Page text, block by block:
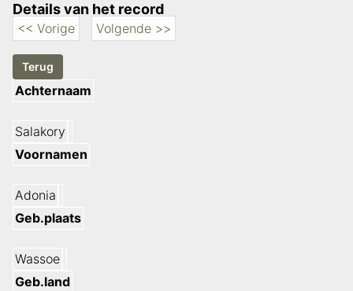
Details van het record
<< Vorige Volgende >>
Achternaam
Salakory
Voornamen
Adonia
Geb.plaats
Wassoe
Geb.land